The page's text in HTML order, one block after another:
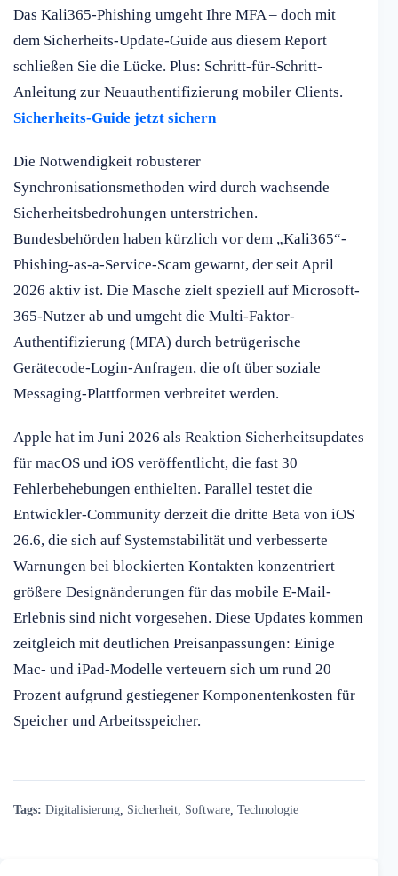
Das Kali365-Phishing umgeht Ihre MFA – doch mit
dem Sicherheits-Update-Guide aus diesem Report
schließen Sie die Lücke. Plus: Schritt-für-Schritt-
Anleitung zur Neuauthentifizierung mobiler Clients.
Sicherheits-Guide jetzt sichern
Die Notwendigkeit robusterer
Synchronisationsmethoden wird durch wachsende
Sicherheitsbedrohungen unterstrichen.
Bundesbehörden haben kürzlich vor dem „Kali365“-
Phishing-as-a-Service-Scam gewarnt, der seit April
2026 aktiv ist. Die Masche zielt speziell auf Microsoft-
365-Nutzer ab und umgeht die Multi-Faktor-
Authentifizierung (MFA) durch betrügerische
Gerätecode-Login-Anfragen, die oft über soziale
Messaging-Plattformen verbreitet werden.
Apple hat im Juni 2026 als Reaktion Sicherheitsupdates
für macOS und iOS veröffentlicht, die fast 30
Fehlerbehebungen enthielten. Parallel testet die
Entwickler-Community derzeit die dritte Beta von iOS
26.6, die sich auf Systemstabilität und verbesserte
Warnungen bei blockierten Kontakten konzentriert –
größere Designänderungen für das mobile E-Mail-
Erlebnis sind nicht vorgesehen. Diese Updates kommen
zeitgleich mit deutlichen Preisanpassungen: Einige
Mac- und iPad-Modelle verteuern sich um rund 20
Prozent aufgrund gestiegener Komponentenkosten für
Speicher und Arbeitsspeicher.
Tags: Digitalisierung Sicherheit Software Technologie